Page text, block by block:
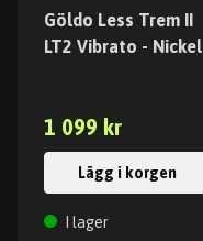
Göldo Less Trem II
LT2 Vibrato - Nickel
1 099 kr
Lägg i korgen
I lager